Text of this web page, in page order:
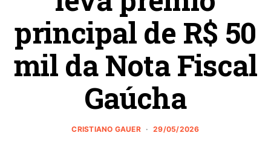
principal de R$ 50
mil da Nota Fiscal
Gaúcha
CRISTIANO GAUER 29/05/2026